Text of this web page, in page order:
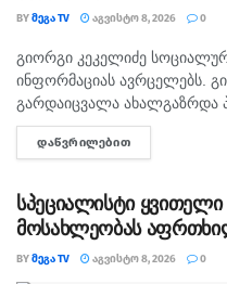
BYᲛᲔᲒᲐ TV ᲐᲒᲕᲘᲡᲢᲝ 8, 2026 0
ᲛᲗᲐᲕᲐᲠᲘ
გიორგი კეკელიძე
ინფორმაციას ავრცელებს.
გარდაიცვალა ახალგაზრდა
რომელიც თავისი
სიყვარულით გამოირჩეოდა.
ᲓᲐᲬᲕᲠᲘᲚᲔᲑᲘᲗ
სპეციალისტი ყვითელი
მოსახლეობას
BYᲛᲔᲒᲐ TV ᲐᲒᲕᲘᲡᲢᲝ 8, 2026 0